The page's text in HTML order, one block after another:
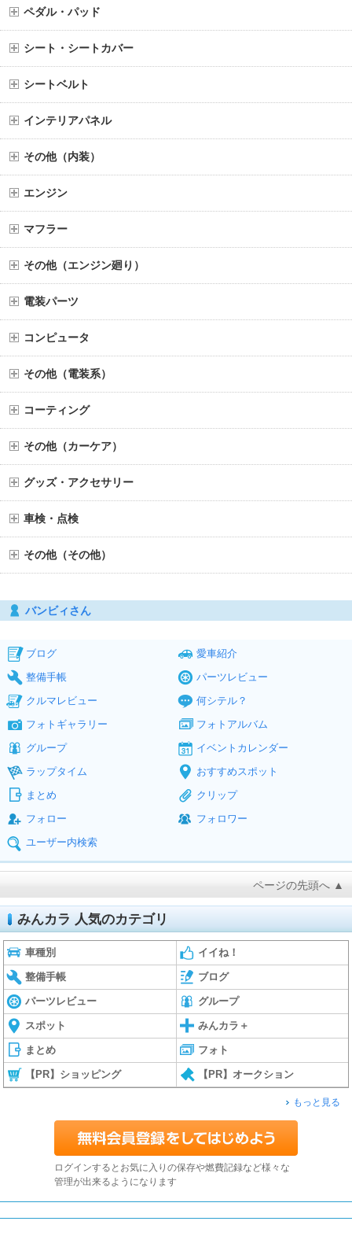
ペダル・パッド
シート・シートカバー
シートベルト
インテリアパネル
その他（内装）
エンジン
マフラー
その他（エンジン廻り）
電装パーツ
コンピュータ
その他（電装系）
コーティング
その他（カーケア）
グッズ・アクセサリー
車検・点検
その他（その他）
バンビィさん
ブログ
愛車紹介
整備手帳
パーツレビュー
クルマレビュー
何シテル？
フォトギャラリー
フォトアルバム
グループ
イベントカレンダー
ラップタイム
おすすめスポット
まとめ
クリップ
フォロー
フォロワー
ユーザー内検索
ページの先頭へ ▲
みんカラ 人気のカテゴリ
車種別 イイね！
整備手帳 ブログ
パーツレビュー グループ
スポット みんカラ＋
まとめ フォト
【PR】ショッピング 【PR】オークション
もっと見る
ログインするとお気に入りの保存や燃費記録など様々な
管理が出来るようになります